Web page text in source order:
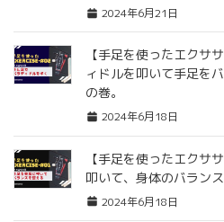
2024年6月21日
【手足を使ったエクサ
ィドルを叩いて手足を
の巻。
2024年6月18日
【手足を使ったエクサ
叩いて、身体のバラン
2024年6月18日